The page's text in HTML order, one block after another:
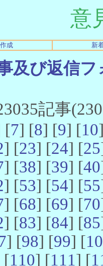
意
成 新
及び返信
記事
[7] [8] [9] [10
] [23] [24] [25
] [38] [39] [40
] [53] [54] [55
] [68] [69] [70
] [83] [84] [85
] [98] [99] [
[110] [111] [